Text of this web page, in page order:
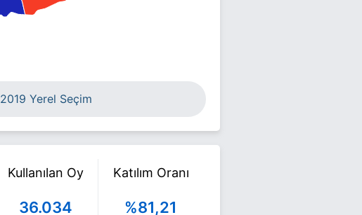
2019 Yerel Seçim
Kullanılan Oy
36.034
Katılım Oranı
%81,21